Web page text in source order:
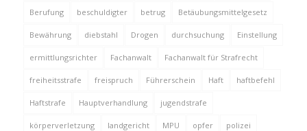
Berufung beschuldigter betrug Betäubungsmittelgesetz
Bewährung diebstahl Drogen durchsuchung Einstellung
ermittlungsrichter Fachanwalt Fachanwalt für Strafrecht
freiheitsstrafe freispruch Führerschein Haft haftbefehl
Haftstrafe Hauptverhandlung jugendstrafe
körperverletzung landgericht MPU opfer polizei